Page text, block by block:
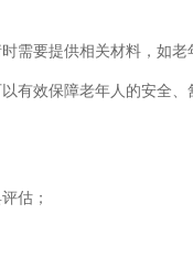
要提供相关材料，如
有效保障老年人的安全
估；